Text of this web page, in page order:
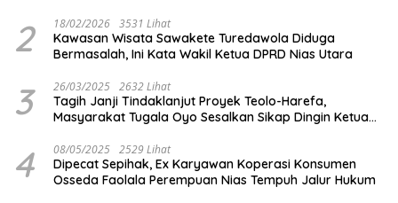
2 18/02/2026 3531 Lihat
Kawasan Wisata Sawakete Turedawola Diduga
Bermasalah, Ini Kata Wakil Ketua DPRD Nias Utara
3 26/03/2025 2632 Lihat
Tagih Janji Tindaklanjut Proyek Teolo-Harefa,
Masyarakat Tugala Oyo Sesalkan Sikap Dingin Ketua
4 08/05/2025 2529 Lihat
Dipecat Sepihak, Ex Karyawan Koperasi Konsumen
Osseda Faolala Perempuan Nias Tempuh Jalur Hukum